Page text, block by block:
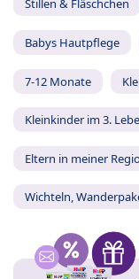
Stillen & Fläschchen
Babys Hautpflege
7-12 Monate
Kleinkinder im 3.
Eltern in meiner
Wichteln,